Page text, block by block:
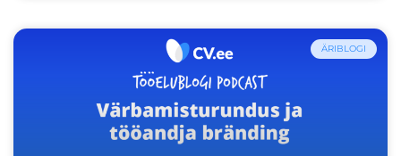
ÄRIBLOGI